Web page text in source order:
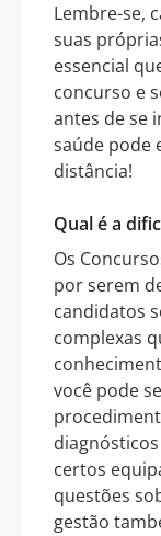
Lembre-se,
suas
essencial
concurso e
antes de se
saúde pode
distância!
Qual é a
Os
por serem
candidatos
complexas
você pode
certos
questões
gestão